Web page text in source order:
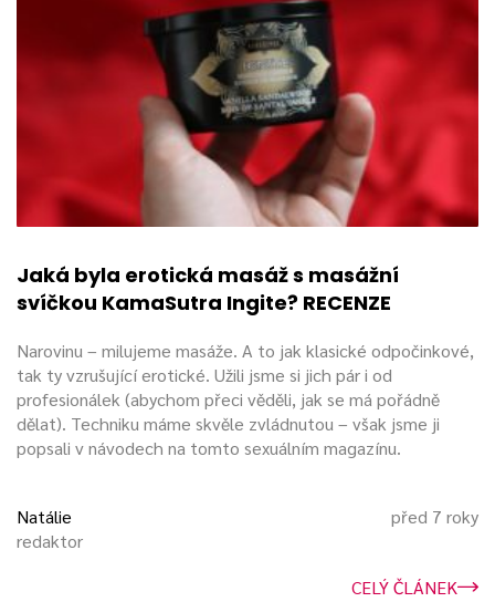
Jaká byla erotická masáž s masážní
svíčkou KamaSutra Ingite? RECENZE
Narovinu – milujeme masáže. A to jak klasické odpočinkové,
tak ty vzrušující erotické. Užili jsme si jich pár i od
profesionálek (abychom přeci věděli, jak se má pořádně
dělat). Techniku máme skvěle zvládnutou – však jsme ji
popsali v návodech na tomto sexuálním magazínu.
Natálie
redaktor
před 7 roky
CELÝ ČLÁNEK